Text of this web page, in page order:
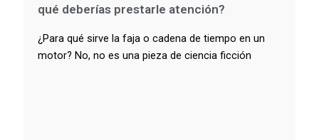
qué deberías prestarle atención?
¿Para qué sirve la faja o cadena de tiempo en un
motor? No, no es una pieza de ciencia ficción